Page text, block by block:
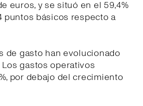
euros, y se situó en el 59,4%
puntos básicos respecto a
de gasto han evolucionado
gastos operativos
por debajo del crecimiento